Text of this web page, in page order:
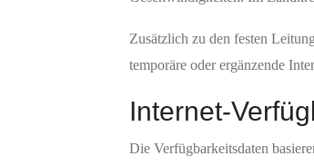
Zusätzlich zu den festen
temporäre oder ergänzende
Internet-
Die Verfügbarkeitsdaten